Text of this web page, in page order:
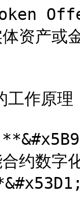
资产或
作原理
约数字